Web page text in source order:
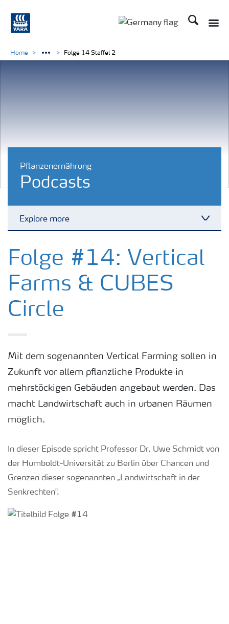
Suchen
Pflanzenernährung
Podcasts
Explore more
Kulturen
Düngemittel
Tools & Services
Medien
Home Folge 14 Staffel 2
Folge #14: Vertical
Farms & CUBES
Circle
Mit dem sogenannten Vertical Farming sollen in
Zukunft vor allem pflanzliche Produkte in
mehrstöckigen Gebäuden angebaut werden. Das
macht Landwirtschaft auch in urbanen Räumen
möglich.
In dieser Episode spricht Professor Dr. Uwe Schmidt von
der Humboldt-Universität zu Berlin über Chancen und
Grenzen dieser sogenannten „Landwirtschaft in der
Senkrechten".